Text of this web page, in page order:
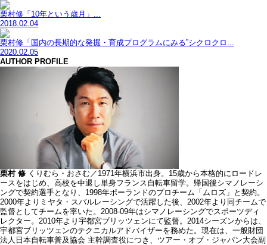
栗村修「10年という歳月」...
2018.02.04
栗村修「国内の長期的な発掘・育成プログラムにみる”シクロクロ...
2020.02.05
AUTHOR PROFILE
栗村 修 くりむら・おさむ／1971年横浜市出身。15歳から本格的にロードレ
ースをはじめ、高校を中退し単身フランス自転車留学。帰国後シマノレーシ
ングで契約選手となり、1998年ポーランドのプロチーム「ムロズ」と契約。
2000年よりミヤタ・スバルレーシングで活躍した後、2002年より同チームで
監督としてチームを率いた。2008-09年はシマノレーシングでスポーツディ
レクター。2010年より宇都宮ブリッツェンにて監督。2014シーズンからは、
宇都宮ブリッツェンのテクニカルアドバイザーを務めた。現在は、一般財団
法人日本自転車普及協会 主幹調査役につき、ツアー・オブ・ジャパン大会副